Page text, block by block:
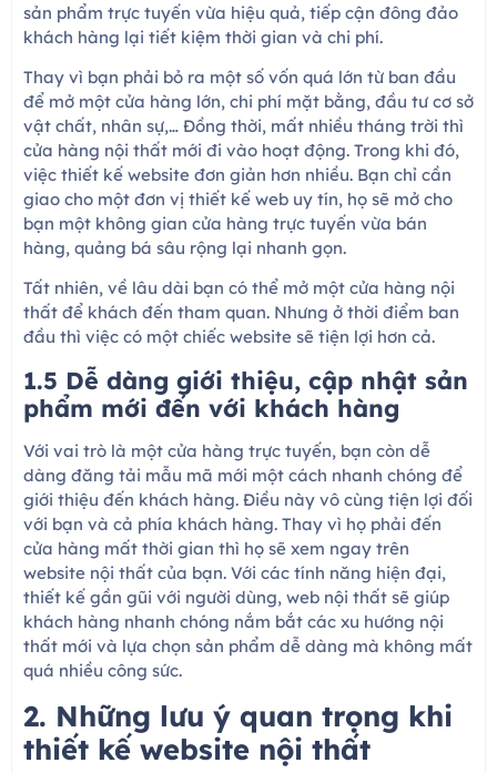
sản phẩm trực tuyến vừa hiệu quả, tiếp cận đông đảo
khách hàng lại tiết kiệm thời gian và chi phí.
Thay vì bạn phải bỏ ra một số vốn quá lớn từ ban đầu
để mở một cửa hàng lớn, chi phí mặt bằng, đầu tư cơ sở
vật chất, nhân sự,… Đồng thời, mất nhiều tháng trời thì
cửa hàng nội thất mới đi vào hoạt động. Trong khi đó,
việc thiết kế website đơn giản hơn nhiều. Bạn chỉ cần
giao cho một đơn vị thiết kế web uy tín, họ sẽ mở cho
bạn một không gian cửa hàng trực tuyến vừa bán
hàng, quảng bá sâu rộng lại nhanh gọn.
Tất nhiên, về lâu dài bạn có thể mở một cửa hàng nội
thất để khách đến tham quan. Nhưng ở thời điểm ban
đầu thì việc có một chiếc website sẽ tiện lợi hơn cả.
1.5 Dễ dàng giới thiệu, cập nhật sản
phẩm mới đến với khách hàng
Với vai trò là một cửa hàng trực tuyến, bạn còn dễ
dàng đăng tải mẫu mã mới một cách nhanh chóng để
giới thiệu đến khách hàng. Điều này vô cùng tiện lợi đối
với bạn và cả phía khách hàng. Thay vì họ phải đến
cửa hàng mất thời gian thì họ sẽ xem ngay trên
website nội thất của bạn. Với các tính năng hiện đại,
thiết kế gần gũi với người dùng, web nội thất sẽ giúp
khách hàng nhanh chóng nắm bắt các xu hướng nội
thất mới và lựa chọn sản phẩm dễ dàng mà không mất
quá nhiều công sức.
2. Những lưu ý quan trọng khi
thiết kế website nội thất